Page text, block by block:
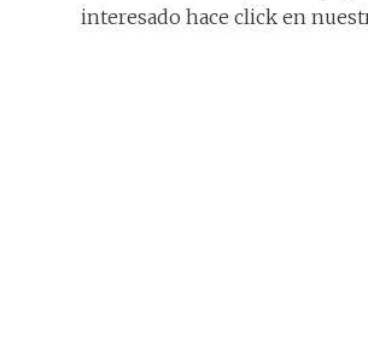
interesado hace click en